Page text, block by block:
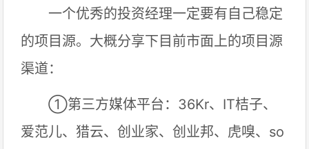
一个优秀的投资经理一定要有自己稳定
的项目源。大概分享下目前市面上的项目源
渠道：
①第三方媒体平台：36Kr、IT桔子、
爱范儿、猎云、创业家、创业邦、虎嗅、so